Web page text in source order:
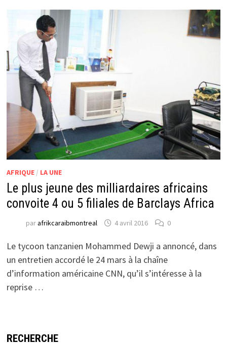
AFRIQUE/ LA UNE
Le plus jeune des milliardaires africains
convoite 4 ou 5 filiales de Barclays Africa
parafrikcaraibmontreal 4 avril 2016 0
Le tycoon tanzanien Mohammed Dewji a annoncé, dans
un entretien accordé le 24 mars à la chaîne
d’information américaine CNN, qu’il s’intéresse à la
reprise …
RECHERCHE